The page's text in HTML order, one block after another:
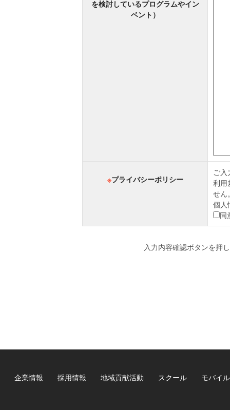
を検討しているプログラムやイン
ベント）
※プライバシーポリシー
ご入
利用
せん
個人
同
入力内容確認ボタンを押
企業情報 採用情報 地域貢献活動 スクール モバイル